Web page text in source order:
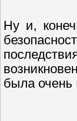
Ну и,
была очень